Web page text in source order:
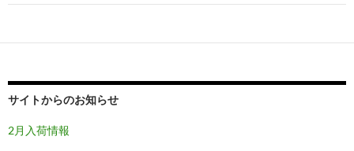
ゲ
ー
ョ
ン
サイトからのお知らせ
2月入荷情報